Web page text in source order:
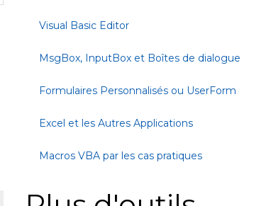
Visual Basic Editor
MsgBox, InputBox et Boîtes de dialogue
Formulaires Personnalisés ou UserForm
Excel et les Autres Applications
Macros VBA par les cas pratiques